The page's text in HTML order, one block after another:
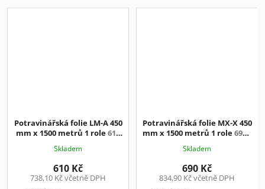
Potravinářská folie LM-A 450
mm x 1500 metrů 1 role610
Skladem
738,10 Kč včetně DPH
610 Kč
Potravinářská folie MX-X 450
mm x 1500 metrů 1 role690.-
Skladem
834,90 Kč včetně DPH
690 Kč